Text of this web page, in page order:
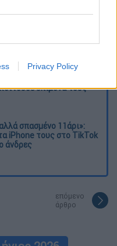
Privacy Policy
οικογένειας της
επίμονα τους
σπασμένο 11άρι»:
iPhone τους στο TikTok
άνδρες
επόμενο
άρθρο